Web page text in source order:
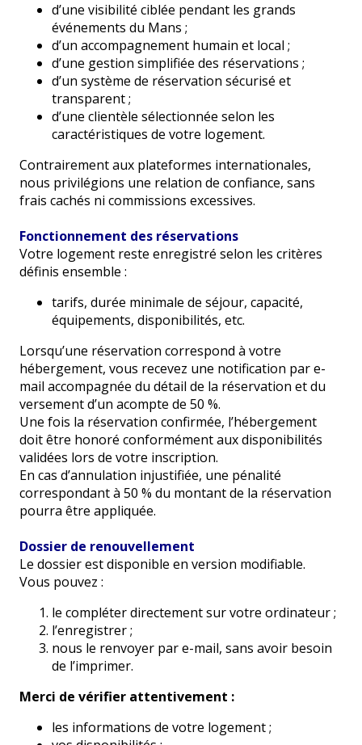
d’une visibilité ciblée pendant les grands
événements du Mans ;
d’un accompagnement humain et local ;
d’une gestion simplifiée des réservations ;
d’un système de réservation sécurisé et
transparent ;
d’une clientèle sélectionnée selon les
caractéristiques de votre logement.
Contrairement aux plateformes internationales,
nous privilégions une relation de confiance, sans
frais cachés ni commissions excessives.
Fonctionnement des réservations
Votre logement reste enregistré selon les critères
définis ensemble :
tarifs, durée minimale de séjour, capacité,
équipements, disponibilités, etc.
Lorsqu’une réservation correspond à votre
hébergement, vous recevez une notification par e-
mail accompagnée du détail de la réservation et du
versement d’un acompte de 50 %.
Une fois la réservation confirmée, l’hébergement
doit être honoré conformément aux disponibilités
validées lors de votre inscription.
En cas d’annulation injustifiée, une pénalité
correspondant à 50 % du montant de la réservation
pourra être appliquée.
Dossier de renouvellement
Le dossier est disponible en version modifiable.
Vous pouvez :
le compléter directement sur votre ordinateur ;
l’enregistrer ;
nous le renvoyer par e-mail, sans avoir besoin
de l’imprimer.
Merci de vérifier attentivement :
les informations de votre logement ;